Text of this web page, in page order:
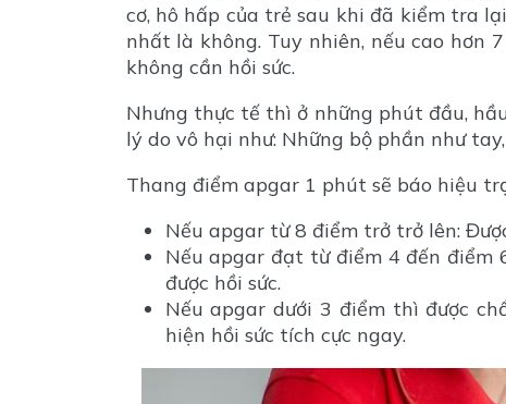
cơ, hô hấp của trẻ sau khi đã kiểm tra
nhất là không. Tuy nhiên, nếu cao hơn
không cần hồi sức.
Nhưng thực tế thì ở những phút đầu,
lý do vô hại như: Những bộ phần như
Thang điểm apgar 1 phút sẽ báo hiệu
Nếu apgar từ 8 điểm trở trở lên:
Nếu apgar đạt từ điểm 4 đến
được hồi sức.
Nếu apgar dưới 3 điểm thì được
hiện hồi sức tích cực ngay.